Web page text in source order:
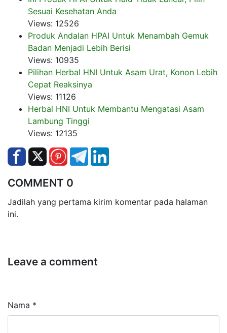
Sesuai Kesehatan Anda
Views: 12526
Produk Andalan HPAI Untuk Menambah Gemuk
Badan Menjadi Lebih Berisi
Views: 10935
Pilihan Herbal HNI Untuk Asam Urat, Konon Lebih
Cepat Reaksinya
Views: 11126
Herbal HNI Untuk Membantu Mengatasi Asam
Lambung Tinggi
Views: 12135
COMMENT 0
Jadilah yang pertama kirim komentar pada halaman
ini.
Leave a comment
Nama *